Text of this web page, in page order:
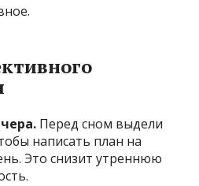
Перед сном выдели
написать план на
Это снизит утреннюю